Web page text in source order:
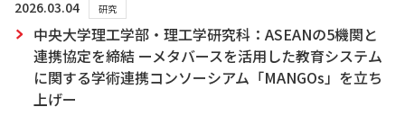
2026.03.04 研究
中央大学理工学部・理工学研究科：ASEANの5機関と
連携協定を締結 ーメタバースを活用した教育システム
に関する学術連携コンソーシアム「MANGOs」を立ち
上げー